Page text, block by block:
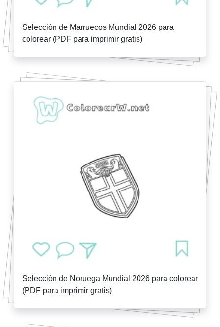
Selección de Marruecos Mundial 2026 para
colorear (PDF para imprimir gratis)
Selección de Noruega Mundial 2026 para colorear
(PDF para imprimir gratis)